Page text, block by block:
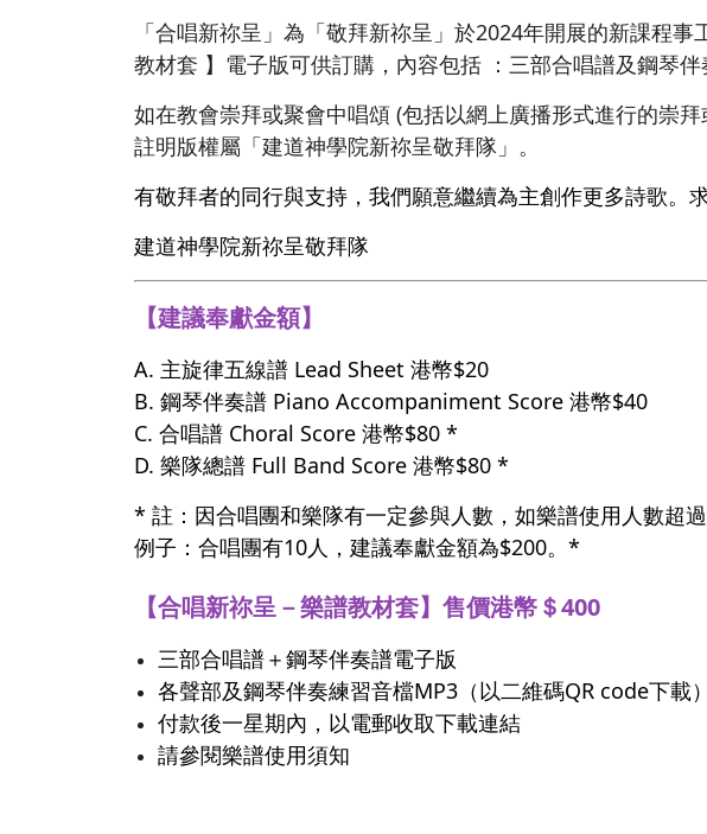
「合唱新祢呈」為「敬拜新祢呈」於2024年開展的新課程
教材套 】電子版可供訂購，內容包括 ：三部合唱譜及鋼琴伴
如在教會崇拜或聚會中唱頌 (包括以網上廣播形式進行的崇
註明版權屬「建道神學院新祢呈敬拜隊」。
有敬拜者的同行與支持，我們願意繼續為主創作更多詩歌。
建道神學院新祢呈敬拜隊
【建議奉獻金額】
A. 主旋律五線譜 Lead Sheet 港幣$20
B. 鋼琴伴奏譜 Piano Accompaniment Score 港幣$40
C. 合唱譜 Choral Score 港幣$80 *
D. 樂隊總譜 Full Band Score 港幣$80 *
* 註：因合唱團和樂隊有一定參與人數，如樂譜使用人數超
例子：合唱團有10人，建議奉獻金額為$200。*
【合唱新祢呈－樂譜教材套】售價港幣＄400
三部合唱譜＋鋼琴伴奏譜電子版
各聲部及鋼琴伴奏練習音檔MP3（以二維碼QR code下載）
付款後一星期內，以電郵收取下載連結
請參閱樂譜使用須知